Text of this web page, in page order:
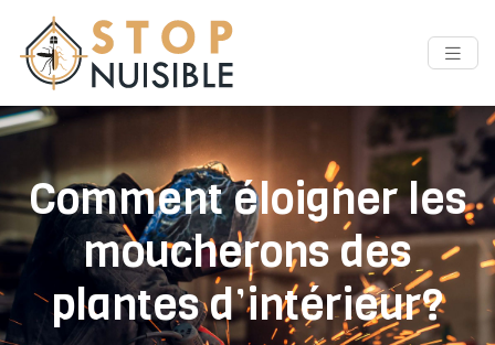
Comment éloigner les
moucherons des
plantes d’intérieur?